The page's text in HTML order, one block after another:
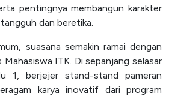
pentingnya membangun karakter
dan beretika.
suasana semakin ramai dengan
Mahasiswa ITK. Di sepanjang selasar
1, berjejer stand-stand pameran
karya inovatif dari program